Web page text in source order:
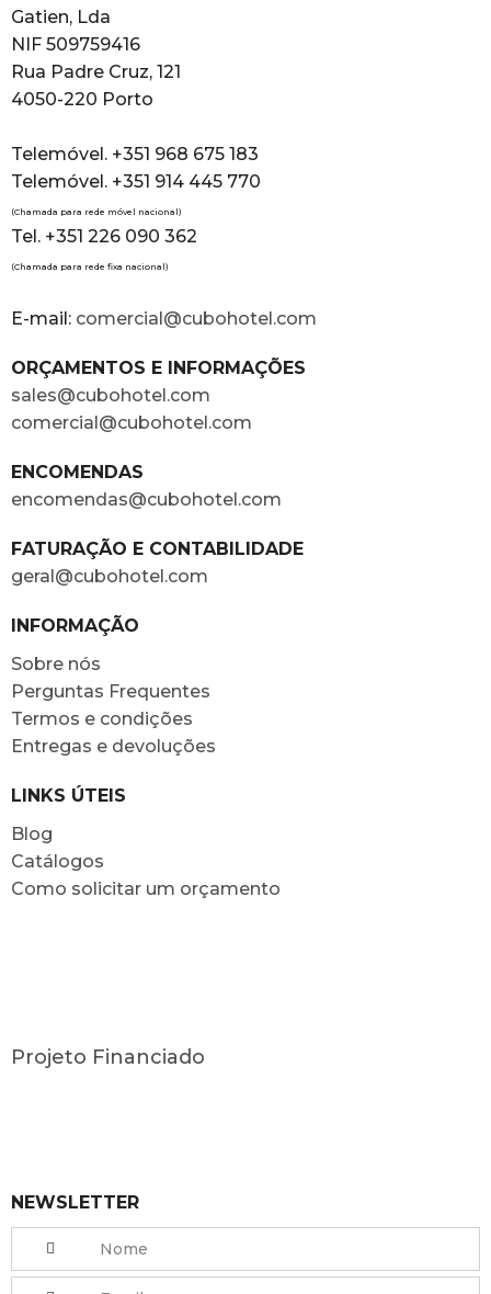
Gatien, Lda
NIF 509759416
Rua Padre Cruz, 121
4050-220 Porto
Telemóvel. +351 968 675 183
Telemóvel. +351 914 445 770
(Chamada para rede móvel nacional)
Tel. +351 226 090 362
(Chamada para rede fixa nacional)
E-mail: comercial@cubohotel.com
ORÇAMENTOS E INFORMAÇÕES
sales@cubohotel.com
comercial@cubohotel.com
ENCOMENDAS
encomendas@cubohotel.com
FATURAÇÃO E CONTABILIDADE
geral@cubohotel.com
INFORMAÇÃO
Sobre nós
Perguntas Frequentes
Termos e condições
Entregas e devoluções
LINKS ÚTEIS
Blog
Catálogos
Como solicitar um orçamento
Projeto Financiado
NEWSLETTER